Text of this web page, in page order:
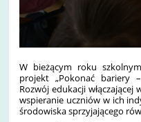
W bieżącym roku
projekt „Pokonać bariery
Rozwój edukacji włączającej
wspieranie uczniów w ich
środowiska sprzyjającego